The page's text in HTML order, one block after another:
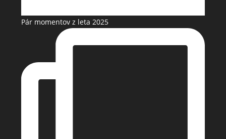
Pár momentov z leta 2025